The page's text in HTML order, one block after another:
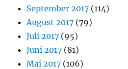
September 2017 (114)
August 2017 (79)
Juli 2017 (95)
Juni 2017 (81)
Mai 2017 (106)